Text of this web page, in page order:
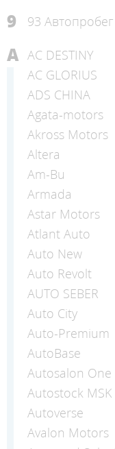
9 93 Автопробег
A AC DESTINY
AC GLORIUS
ADS CHINA
Agata-motors
Akross Motors
Altera
Am-Bu
Armada
Astar Motors
Atlant Auto
Auto New
Auto Revolt
AUTO SEBER
Auto Сity
Auto-Premium
AutoBase
Autosalon One
Autostock MSK
Autoverse
Avalon Motors